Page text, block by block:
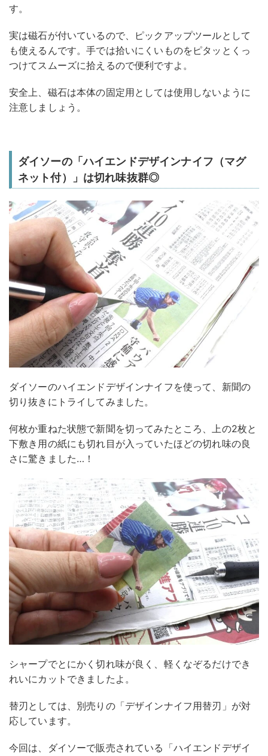
す。
実は磁石が付いているので、ピックアップツールとして
も使えるんです。手では拾いにくいものをピタッとくっ
つけてスムーズに拾えるので便利ですよ。
安全上、磁石は本体の固定用としては使用しないように
注意しましょう。
ダイソーの「ハイエンドデザインナイフ（マグ
ネット付）」は切れ味抜群◎
ダイソーのハイエンドデザインナイフを使って、新聞の
切り抜きにトライしてみました。
何枚か重ねた状態で新聞を切ってみたところ、上の2枚と
下敷き用の紙にも切れ目が入っていたほどの切れ味の良
さに驚きました…！
シャープでとにかく切れ味が良く、軽くなぞるだけでき
れいにカットできましたよ。
替刃としては、別売りの「デザインナイフ用替刃」が対
応しています。
今回は、ダイソーで販売されている「ハイエンドデザイ